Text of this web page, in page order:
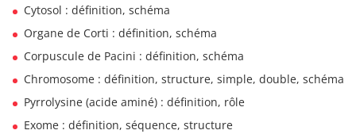
Cytosol : définition, schéma
Organe de Corti : définition, schéma
Corpuscule de Pacini : définition, schéma
Chromosome : définition, structure, simple, double, schéma
Pyrrolysine (acide aminé) : définition, rôle
Exome : définition, séquence, structure